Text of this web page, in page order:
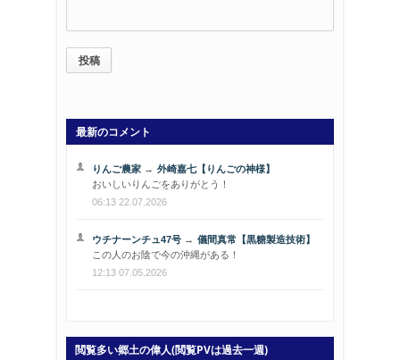
最新のコメント
りんご農家 → 外崎嘉七【りんごの神様】
おいしいりんごをありがとう！
06:13 22.07.2026
ウチナーンチュ47号 → 儀間真常【黒糖製造技術】
この人のお陰で今の沖縄がある！
12:13 07.05.2026
閲覧多い郷土の偉人(閲覧PVは過去一週)